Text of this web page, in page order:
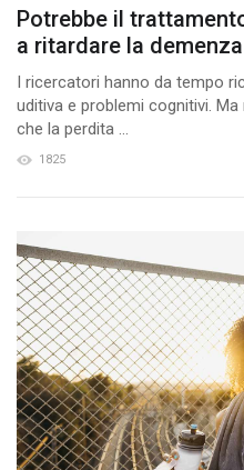
Potrebbe il
a ritardare la
I ricercatori hanno da tempo
uditiva e problemi cognitivi.
che la perdita ...
1825